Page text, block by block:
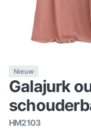
Nieuw
Galajurk
HM2103